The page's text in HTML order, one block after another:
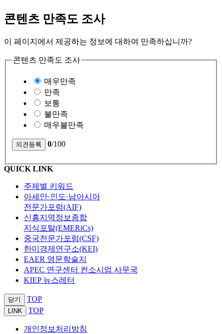
콘텐츠 만족도 조사
이 페이지에서 제공하는 정보에 대하여 만족하십니까?
콘텐츠 만족도 조사
매우만족
만족
보통
불만족
매우불만족
0/100
QUICK LINK
주제별 키워드
아세안·인도·남아시아
전문가포럼(AIF)
신흥지역정보종합
지식포탈(EMERiCs)
중국전문가포럼(CSF)
한미경제연구소(KEI)
EAER 영문학술지
APEC 연구센터 컨소시엄 사무국
KIEP 뉴스레터
닫기 TOP
LINK TOP
개인정보처리방침